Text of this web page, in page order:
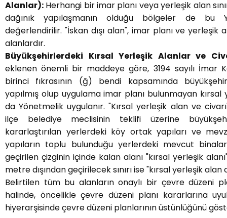
Alanlar): Herhangi bir imar planı veya yerleşik alan
dağınık yapılaşmanın olduğu bölgeler de bu
değerlendirilir. "İskan dışı alan", imar planı ve yerleşik
alanlardır.
Büyükşehirlerdeki Kırsal Yerleşik Alanlar ve
eklenen önemli bir maddeye göre, 3194 sayılı İmar
birinci fıkrasının (ğ) bendi kapsamında
yapılmış olup uygulama imar planı bulunmayan
da Yönetmelik uygulanır. "Kırsal yerleşik alan ve
ilçe belediye meclisinin teklifi üzerine
kararlaştırılan yerlerdeki köy ortak yapıları ve
yapıların toplu bulunduğu yerlerdeki mevcut
geçirilen çizginin içinde kalan alanı "kırsal yerleşik
metre dışından geçirilecek sınırı ise "kırsal yerleşik
Belirtilen tüm bu alanların onaylı bir çevre düzeni
halinde, öncelikle çevre düzeni planı kararlarına
hiyerarşisinde çevre düzeni planlarının üstünlüğünü